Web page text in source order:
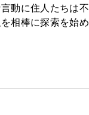
動に住人たちは
相棒に探索を始